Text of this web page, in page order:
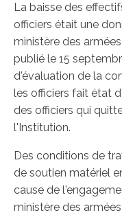
La baisse des
officiers était une
ministère des
publié le 15
d'évaluation de la
les officiers fait état
des officiers qui
l'Institution.
Des conditions de
de soutien matériel
cause de
ministère des